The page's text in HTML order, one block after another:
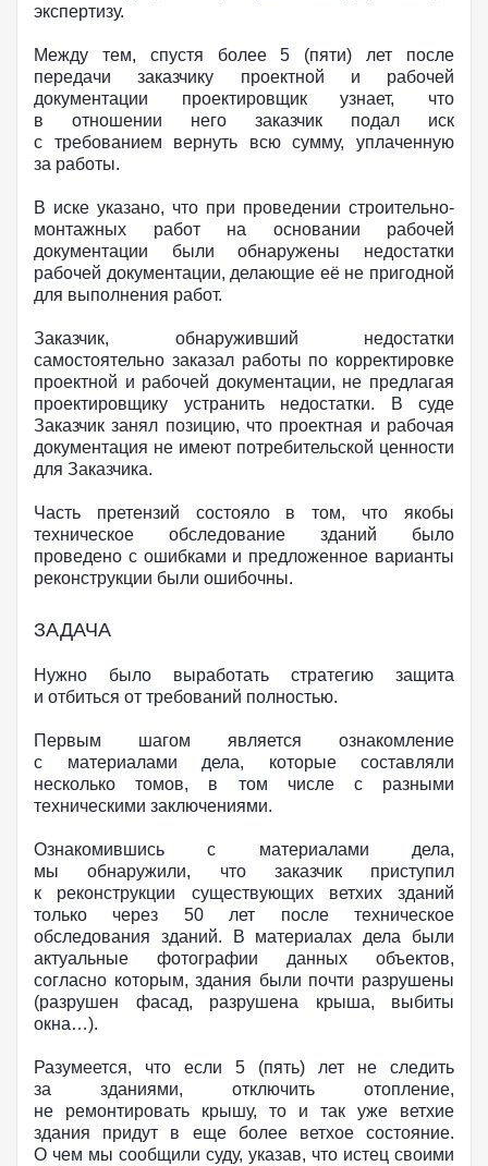
экспертизу.
Между тем, спустя более 5 (пяти) лет после
передачи заказчику проектной и рабочей
документации проектировщик узнает, что
в отношении него заказчик подал иск
с требованием вернуть всю сумму, уплаченную
за работы.
В иске указано, что при проведении строительно-
монтажных работ на основании рабочей
документации были обнаружены недостатки
рабочей документации, делающие её не пригодной
для выполнения работ.
Заказчик, обнаруживший недостатки
самостоятельно заказал работы по корректировке
проектной и рабочей документации, не предлагая
проектировщику устранить недостатки. В суде
Заказчик занял позицию, что проектная и рабочая
документация не имеют потребительской ценности
для Заказчика.
Часть претензий состояло в том, что якобы
техническое обследование зданий было
проведено с ошибками и предложенное варианты
реконструкции были ошибочны.
ЗАДАЧА
Нужно было выработать стратегию защита
и отбиться от требований полностью.
Первым шагом является ознакомление
с материалами дела, которые составляли
несколько томов, в том числе с разными
техническими заключениями.
Ознакомившись с материалами дела,
мы обнаружили, что заказчик приступил
к реконструкции существующих ветхих зданий
только через 50 лет после техническое
обследования зданий. В материалах дела были
актуальные фотографии данных объектов,
согласно которым, здания были почти разрушены
(разрушен фасад, разрушена крыша, выбиты
окна…).
Разумеется, что если 5 (пять) лет не следить
за зданиями, отключить отопление,
не ремонтировать крышу, то и так уже ветхие
здания придут в еще более ветхое состояние.
О чем мы сообщили суду, указав, что истец своими